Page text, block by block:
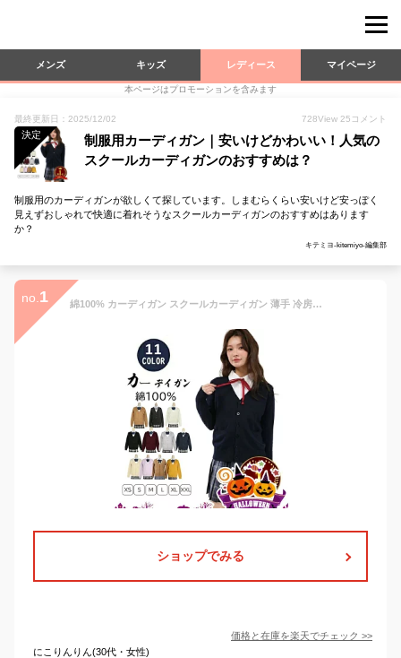
メンズ キッズ レディース マイページ
本ページはプロモーションを含みます
最終更新日：2025/12/02 728View 25 コメント
決定
制服用カーディガン｜安いけどかわいい！人気の
スクールカーディガンのおすすめは？
制服用のカーディガンが欲しくて探しています。しまむらくらい安いけど安っぽく
見えずおしゃれで快適に着れそうなスクールカーディガンのおすすめはあります
か？
キテミヨ-kitemiyo-編集部
no. 1 綿100% カーディガン スクールカーディガン 薄手 冷房対策 毛玉防止 女子 学生服 Vネック 制服カーディガン レディース スプリング スクールセーター ニットコットン 羽織 アウター 高校 学校 長袖 紺 グレー ベージュ 黒
ショップでみる
価格と在庫を楽天でチェック >>
にこりんりん(30代・女性)